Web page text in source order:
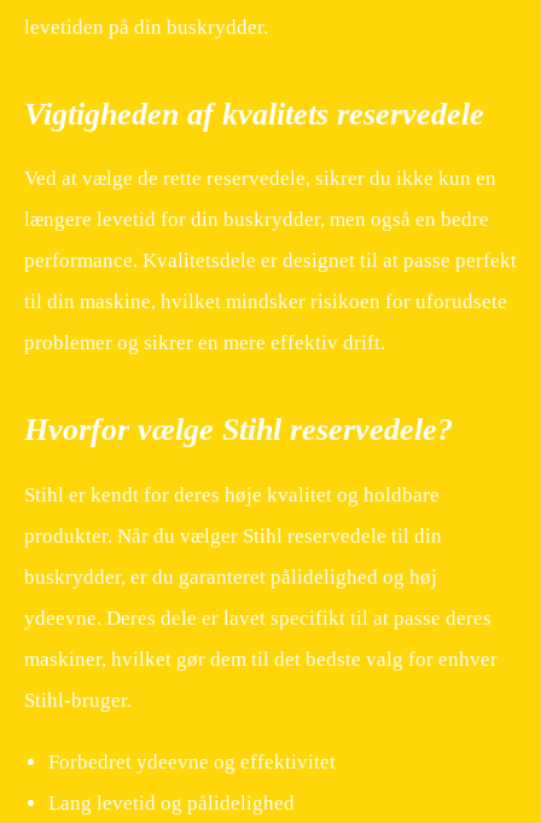
levetiden på din buskrydder.
Vigtigheden af kvalitets reservedele
Ved at vælge de rette reservedele, sikrer du ikke kun en
længere levetid for din buskrydder, men også en bedre
performance. Kvalitetsdele er designet til at passe perfekt
til din maskine, hvilket mindsker risikoen for uforudsete
problemer og sikrer en mere effektiv drift.
Hvorfor vælge Stihl reservedele?
Stihl er kendt for deres høje kvalitet og holdbare
produkter. Når du vælger Stihl reservedele til din
buskrydder, er du garanteret pålidelighed og høj
ydeevne. Deres dele er lavet specifikt til at passe deres
maskiner, hvilket gør dem til det bedste valg for enhver
Stihl-bruger.
Forbedret ydeevne og effektivitet
Lang levetid og pålidelighed